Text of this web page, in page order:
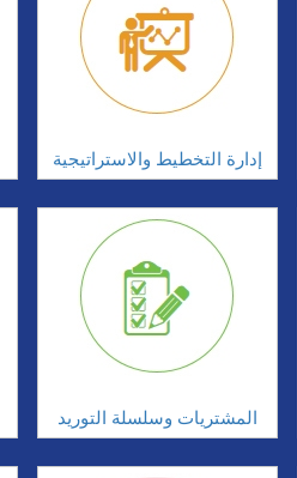
إدارة التخطيط والاستراتيجية
المشتريات وسلسلة التوريد